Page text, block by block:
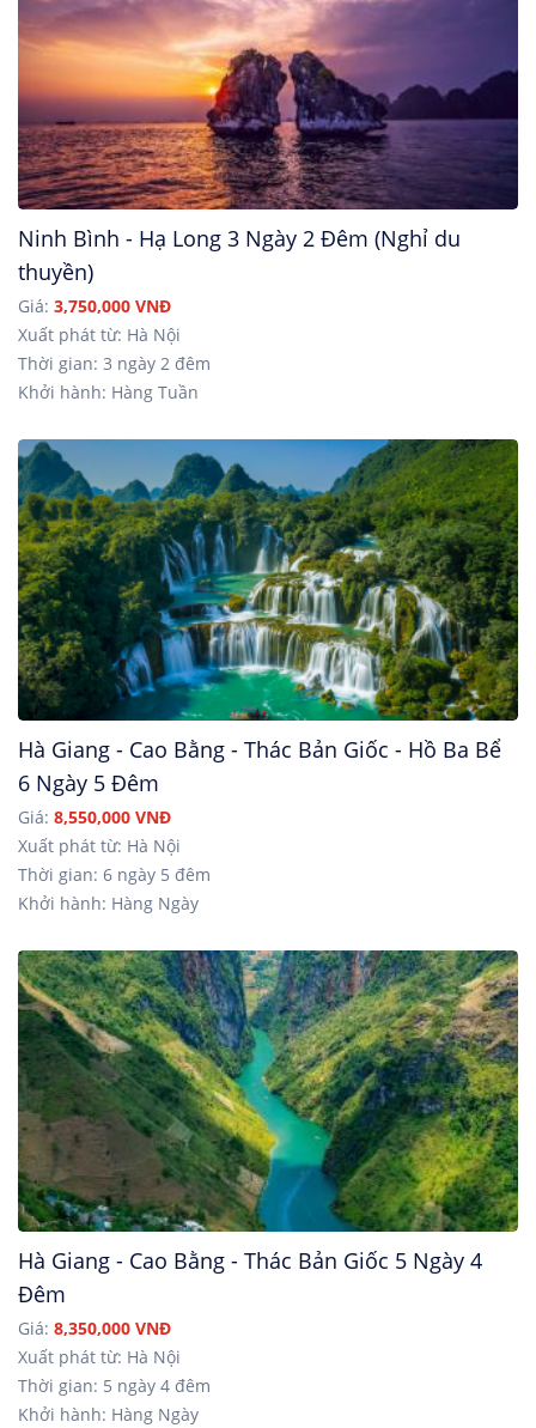
Ninh Bình - Hạ Long 3 Ngày 2 Đêm (Nghỉ du
thuyền)
Giá: 3,750,000 VNĐ
Xuất phát từ: Hà Nội
Thời gian: 3 ngày 2 đêm
Khởi hành: Hàng Tuần
Hà Giang - Cao Bằng - Thác Bản Giốc - Hồ Ba Bể
6 Ngày 5 Đêm
Giá: 8,550,000 VNĐ
Xuất phát từ: Hà Nội
Thời gian: 6 ngày 5 đêm
Khởi hành: Hàng Ngày
Hà Giang - Cao Bằng - Thác Bản Giốc 5 Ngày 4
Đêm
Giá: 8,350,000 VNĐ
Xuất phát từ: Hà Nội
Thời gian: 5 ngày 4 đêm
Khởi hành: Hàng Ngày